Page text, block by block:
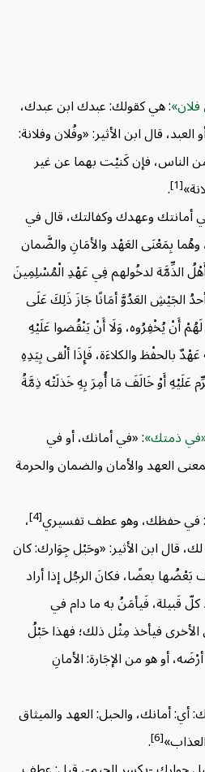
: هي كقولك: عبدك ابن عبدك،
قال ابن الأثير: «وفُلان وفلانة:
الناس، فإن كَنيْت بهما عن غير
[1]
.
وعهدك وكفالتك، قال في
بِمَعْنَى العَهْد والأمَانِ والضَّمان
الذِّمَّة لدخُولهم فِي عَهْدِ الْمُسْلِمِينَ
الجَيْشِ العَدُوَّ أمَانًا جَازَ ذَلِكَ عَلَى
يُخْفِرُوه، وَلَا أَنْ يَنْقُضوا عَلَيْهِ
بالحفْظ والكلاءَة، فَإِذَا ألْقى بِيَدِهِ
أَوْ خَالَفَ مَا أُمِرَ بِهِ خَذلَتْه ذِمَّةُ
ذمتك : «في أمانك، أو في
العهد والأمان والضمان والحرمة
حفظك، وهو عطف تفسيري[4] ،
قال ابن الأثير: «وحَبْل جِوَارك: كان
بعضًا، فكانَ الرجُل إذا أراد
فَيأمَنُ به ما دام في
فيأخذ مِثْل ذلك؛ فهذا حَبْلُ
أو هو من الإجَارة: الأمانِ
أمانك، والحبل: العهد والميثاق
.